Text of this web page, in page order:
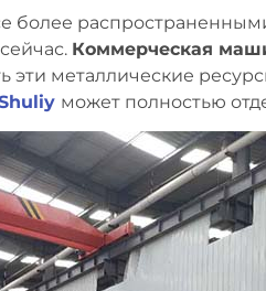
более
Коммерческая
металлические
может полностью